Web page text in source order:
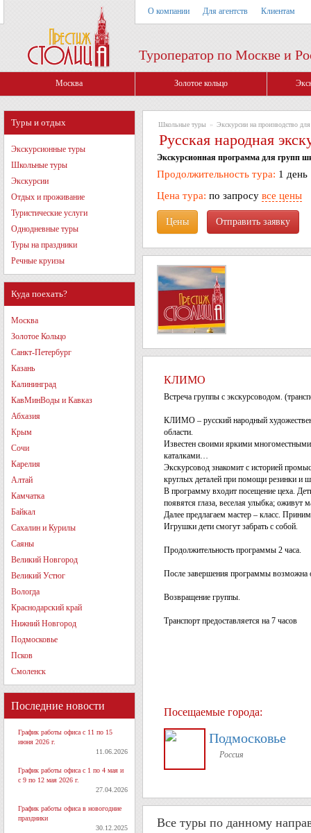
О компании Для агентств Клиентам
Туроператор по Москве и
Москва Золотое кольцо
Туры и отдых
Экскурсионные туры
Школьные туры
Экскурсии
Отдых и проживание
Туристические услуги
Однодневные туры
Туры на праздники
Речные круизы
Куда поехать?
Москва
Золотое Кольцо
Санкт-Петербург
Казань
Калининград
КавМинВоды и Кавказ
Абхазия
Крым
Сочи
Карелия
Алтай
Камчатка
Байкал
Сахалин и Курилы
Саяны
Великий Новгород
Великий Устюг
Вологда
Краснодарский край
Нижний Новгород
Подмосковье
Псков
Смоленск
Последние новости
График работы офиса с 11 по 15
июня 2026 г.
11.06.2026
График работы офиса с 1 по 4 мая и
с 9 по 12 мая 2026 г.
27.04.2026
График работы офиса в новогодние
праздники
30.12.2025
Школьные туры » Экскурсии на производство
Русская народная
Экскурсионная программа для групп
Продолжительность тура: 1 день
Цена тура: по запросу все цены
Цены
КЛИМО
Встреча группы с экскурсоводом.
КЛИМО – русский народный
области.
Известен своими яркими
каталками…
Экскурсовод знакомит с историей
круглых деталей при помощи резинки и
В программу входит посещение цеха.
появятся глаза, веселая улыбка; оживут
Далее предлагаем мастер – класс.
Игрушки дети смогут забрать с собой.
Продолжительность программы 2 часа.
После завершения программы возможна
Возвращение группы.
Транспорт предоставляется на 7 часов
Посещаемые города:
Подмосковье
Россия
Все туры по данному